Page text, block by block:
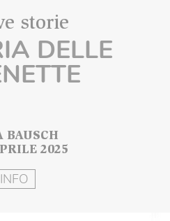
storie
DELLE
BAUSCH
2025
INFO